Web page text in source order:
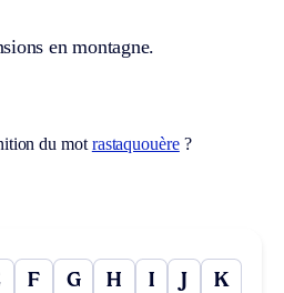
en montagne.
du mot rastaquouère?
F G H I J K